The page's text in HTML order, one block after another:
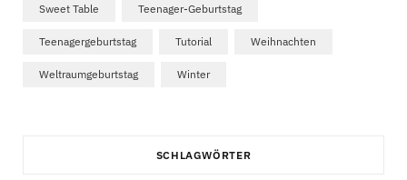
Sweet Table Teenager-Geburtstag
Teenagergeburtstag Tutorial Weihnachten
Weltraumgeburtstag Winter
SCHLAGWÖRTER